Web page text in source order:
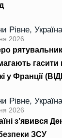
Рівне, Україна
2026
гасити
у Франції
Рівне, Україна
2026
з’явився
ЗСУ